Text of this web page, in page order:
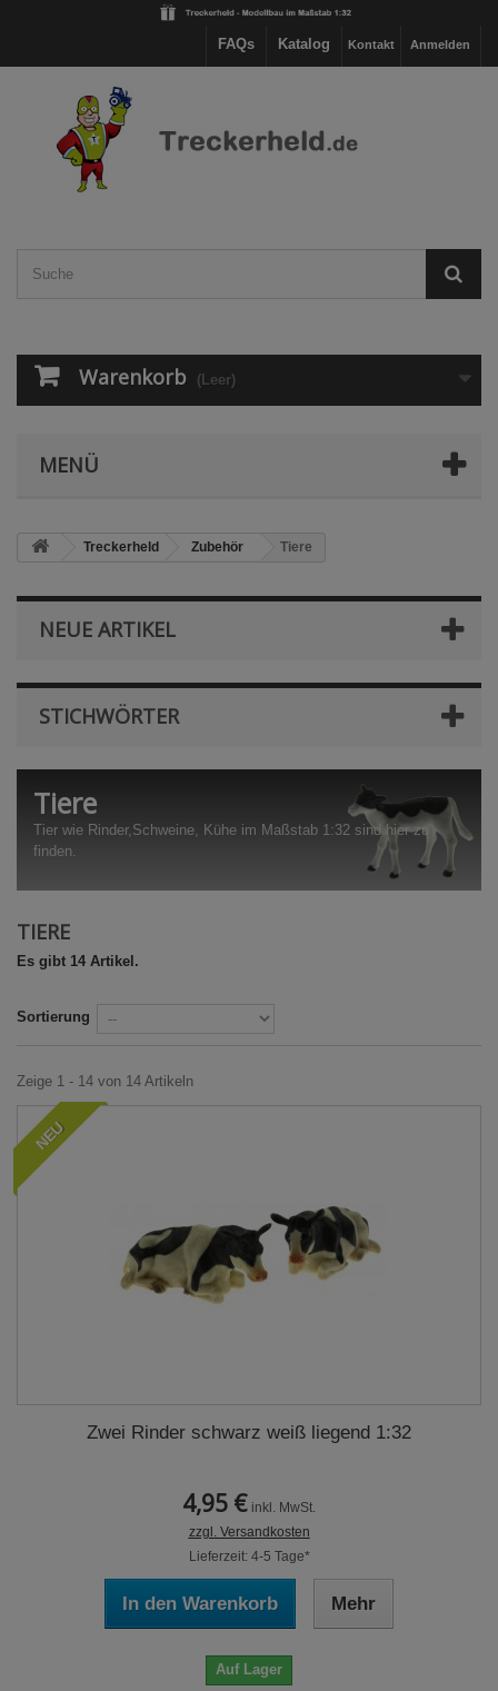
Anmelden
Kontakt
Katalog
FAQs
Warenkorb (Leer)
MENÜ
Treckerheld Zubehör Tiere
NEUE ARTIKEL
STICHWÖRTER
Tiere
Tier wie Rinder,Schweine, Kühe im Maßstab 1:32 sind hier zu
finden.
TIERE
Es gibt 14 Artikel.
Sortierung
Zeige 1 - 14 von 14 Artikeln
NEU
Zwei Rinder schwarz weiß liegend 1:32
4,95 € inkl. MwSt.
zzgl. Versandkosten
Lieferzeit: 4-5 Tage*
In den Warenkorb Mehr
Auf Lager